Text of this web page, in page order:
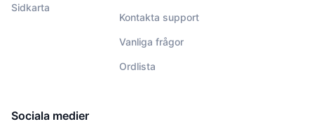
Sidkarta
Kontakta support
Vanliga frågor
Ordlista
Sociala medier